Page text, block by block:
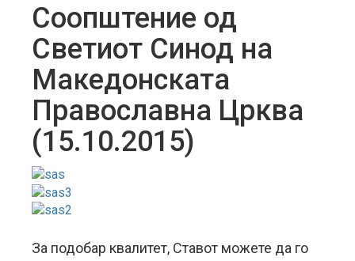
Соопштение од
Светиот Синод на
Македонската
Православна Црква
(15.10.2015)
За подобар квалитет, Ставот можете да го